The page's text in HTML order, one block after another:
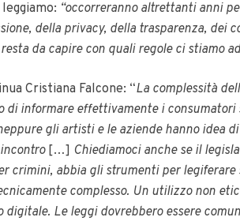
“occorreranno altrettanti anni
della privacy, della trasparenza, dei
resta da capire con quali regole ci stiamo
Cristiana Falcone: “La complessità
di informare effettivamente i
gli artisti e le aziende hanno idea
[…] Chiediamoci anche se il
crimini, abbia gli strumenti per legiferare
complesso. Un utilizzo non
digitale. Le leggi dovrebbero essere